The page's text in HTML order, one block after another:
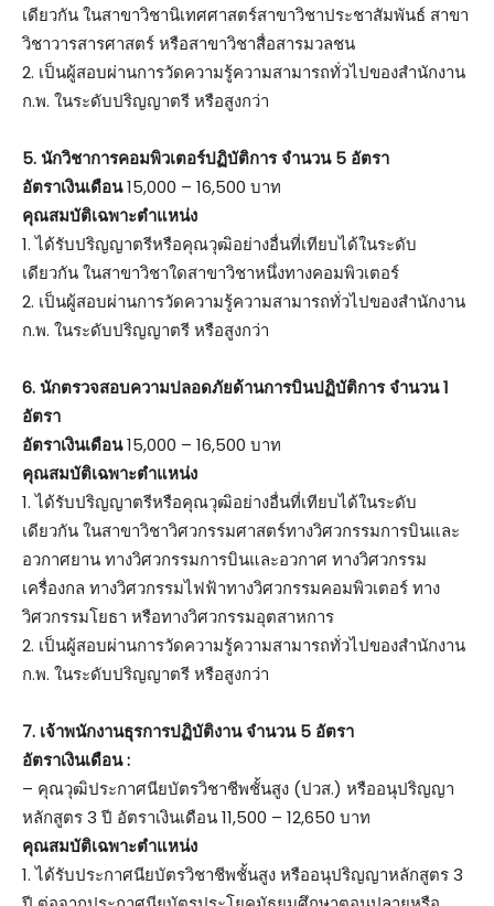
เดียวกัน ในสาขาวิชานิเทศศาสตร์สาขาวิชาประชาสัมพันธ์ สาขา
วิชาวารสารศาสตร์ หรือสาขาวิชาสื่อสารมวลชน
2. เป็นผู้สอบผ่านการวัดความรู้ความสามารถทั่วไปของสำนักงาน
ก.พ. ในระดับปริญญาตรี หรือสูงกว่า
5. นักวิชาการคอมพิวเตอร์ปฏิบัติการ จำนวน 5 อัตรา
อัตราเงินเดือน15,000 – 16,500 บาท
คุณสมบัติเฉพาะตำแหน่ง
1. ได้รับปริญญาตรีหรือคุณวุฒิอย่างอื่นที่เทียบได้ในระดับ
เดียวกัน ในสาขาวิชาใดสาขาวิชาหนึ่งทางคอมพิวเตอร์
2. เป็นผู้สอบผ่านการวัดความรู้ความสามารถทั่วไปของสำนักงาน
ก.พ. ในระดับปริญญาตรี หรือสูงกว่า
6. นักตรวจสอบความปลอดภัยด้านการบินปฏิบัติการ จำนวน 1
อัตรา
อัตราเงินเดือน15,000 – 16,500 บาท
คุณสมบัติเฉพาะตำแหน่ง
1. ได้รับปริญญาตรีหรือคุณวุฒิอย่างอื่นที่เทียบได้ในระดับ
เดียวกัน ในสาขาวิชาวิศวกรรมศาสตร์ทางวิศวกรรมการบินและ
อวกาศยาน ทางวิศวกรรมการบินและอวกาศ ทางวิศวกรรม
เครื่องกล ทางวิศวกรรมไฟฟ้าทางวิศวกรรมคอมพิวเตอร์ ทาง
วิศวกรรมโยธา หรือทางวิศวกรรมอุตสาหการ
2. เป็นผู้สอบผ่านการวัดความรู้ความสามารถทั่วไปของสำนักงาน
ก.พ. ในระดับปริญญาตรี หรือสูงกว่า
7. เจ้าพนักงานธุรการปฏิบัติงาน จำนวน 5 อัตรา
อัตราเงินเดือน :
– คุณวุฒิประกาศนียบัตรวิชาชีพชั้นสูง (ปวส.) หรืออนุปริญญา
หลักสูตร 3 ปี อัตราเงินเดือน 11,500 – 12,650 บาท
คุณสมบัติเฉพาะตำแหน่ง
1. ได้รับประกาศนียบัตรวิชาชีพชั้นสูง หรืออนุปริญญาหลักสูตร 3